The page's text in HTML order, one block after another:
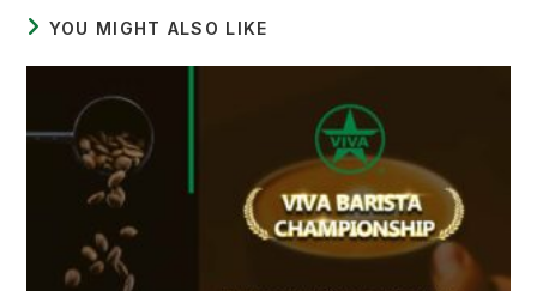
YOU MIGHT ALSO LIKE